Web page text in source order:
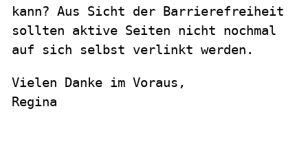
kann? Aus Sicht der Barrierefreiheit
sollten aktive Seiten nicht nochmal
auf sich selbst verlinkt werden.
Vielen Danke im Voraus,
Regina